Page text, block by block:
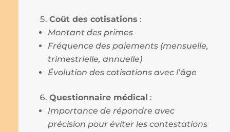
Coût des cotisations :
Montant des primes
Fréquence des paiements (mensuelle,
trimestrielle, annuelle)
Évolution des cotisations avec l’âge
Questionnaire médical :
Importance de répondre avec
précision pour éviter les contestations